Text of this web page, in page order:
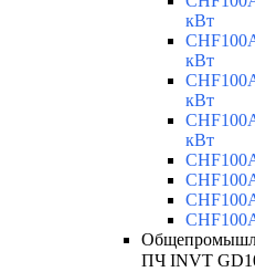
кВт
кВт
кВт
кВт
ПЧ INVT